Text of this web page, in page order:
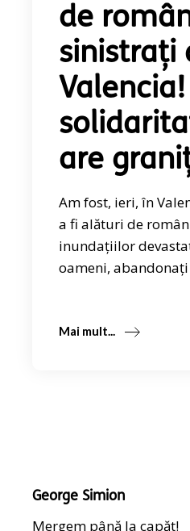
de
sinistrați
Valencia!
are
Am fost, ieri, în
a fi alături de
inundațiilor
oameni, abandonați
Mai mult...
George Simion
Mergem până la capăt!